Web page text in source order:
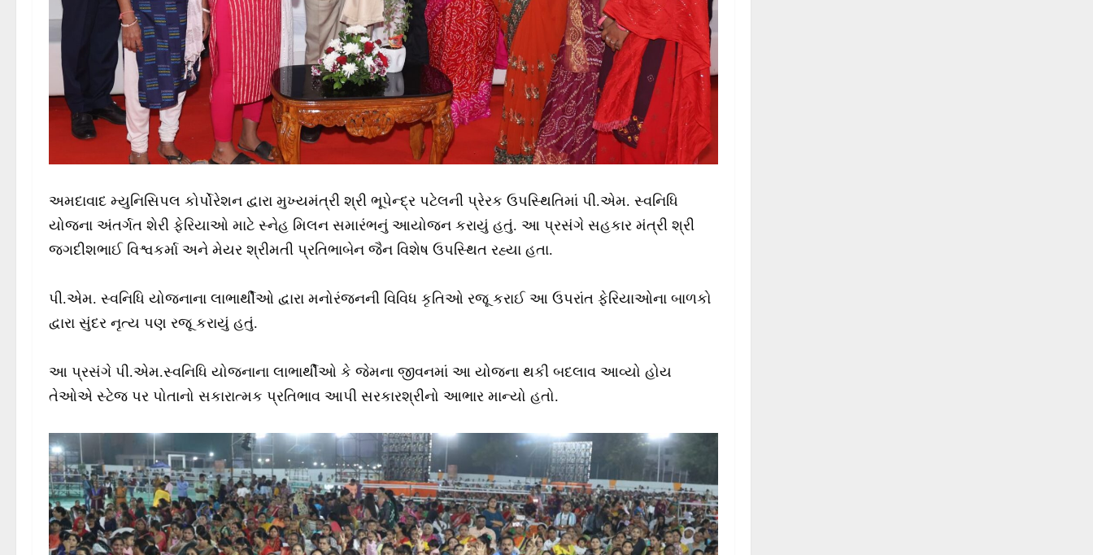
અમદાવાદ મ્યુનિસિપલ કોર્પોરેશન દ્વારા મુખ્યમંત્રી શ્રી ભૂપેન્દ્ર પટેલની પ્રેરક ઉપસ્થિતિમાં પી.એમ. સ્વનિધિ
યોજના અંતર્ગત શેરી ફેરિયાઓ માટે સ્નેહ મિલન સમારંભનું આયોજન કરાયું હતું. આ પ્રસંગે સહકાર મંત્રી શ્રી
જગદીશભાઈ વિશ્વકર્મા અને મેયર શ્રીમતી પ્રતિભાબેન જૈન વિશેષ ઉપસ્થિત રહ્યા હતા.
પી.એમ. સ્વનિધિ યોજનાના લાભાર્થીઓ દ્વારા મનોરંજનની વિવિધ કૃતિઓ રજૂ કરાઈ આ ઉપરાંત ફેરિયાઓના બાળકો
દ્વારા સુંદર નૃત્ય પણ રજૂ કરાયું હતું.
આ પ્રસંગે પી.એમ.સ્વનિધિ યોજનાના લાભાર્થીઓ કે જેમના જીવનમાં આ યોજના થકી બદલાવ આવ્યો હોય
તેઓએ સ્ટેજ પર પોતાનો સકારાત્મક પ્રતિભાવ આપી સરકારશ્રીનો આભાર માન્યો હતો.